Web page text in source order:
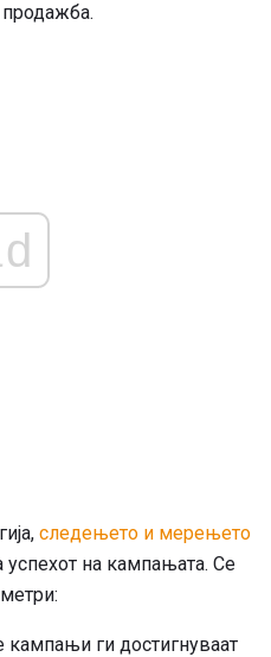
следењето и мерењето
успехот на кампањата. Се
ги достигнуваат